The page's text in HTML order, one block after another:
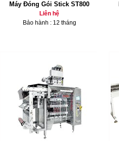
Máy Đóng Gói Stick ST800
Liên hệ
Bảo hành : 12 tháng